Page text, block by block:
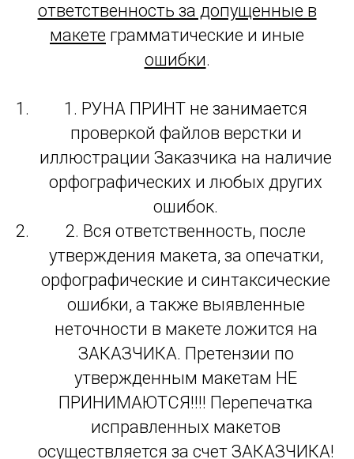
ответственность за допущенные в
макете грамматические и иные
ошибки.
1. РУНА ПРИНТ не занимается
проверкой файлов верстки и
иллюстрации Заказчика на наличие
орфографических и любых других
ошибок.
2. Вся ответственность, после
утверждения макета, за опечатки,
орфографические и синтаксические
ошибки, а также выявленные
неточности в макете ложится на
ЗАКАЗЧИКА. Претензии по
утвержденным макетам НЕ
ПРИНИМАЮТСЯ!!!! Перепечатка
исправленных макетов
осуществляется за счет ЗАКАЗЧИКА!